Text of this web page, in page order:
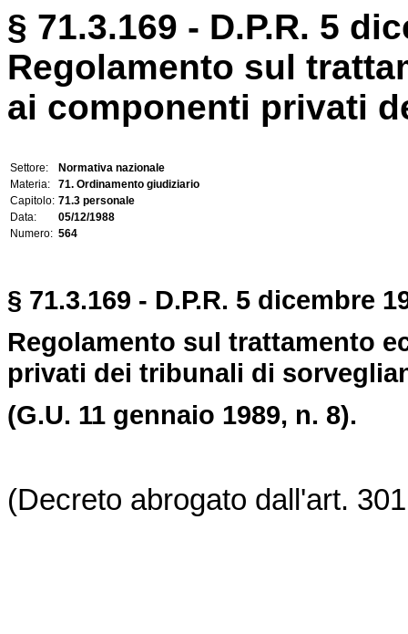
§ 71.3.169 - D.P.R. 5
Regolamento sul
ai componenti privati
Settore:
Normativa nazionale
Materia:
71. Ordinamento giudiziario
Capitolo: 71.3 personale
Data:
05/12/1988
Numero: 564
§ 71.3.169 - D.P.R. 5 dicembre
Regolamento sul trattamento
privati dei tribunali di
(G.U. 11 gennaio 1989, n. 8).
(Decreto abrogato dall'art.